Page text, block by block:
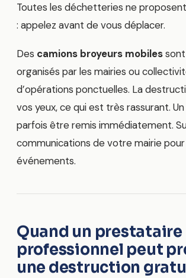
Toutes les déchetteries ne
: appelez avant de vous déplacer.
Des camions broyeurs mobiles
organisés par les mairies ou
d’opérations ponctuelles. La
vos yeux, ce qui est très rassurant.
parfois être remis immédiatement.
communications de votre mairie
événements.
Quand un prestataire
professionnel peut
une destruction